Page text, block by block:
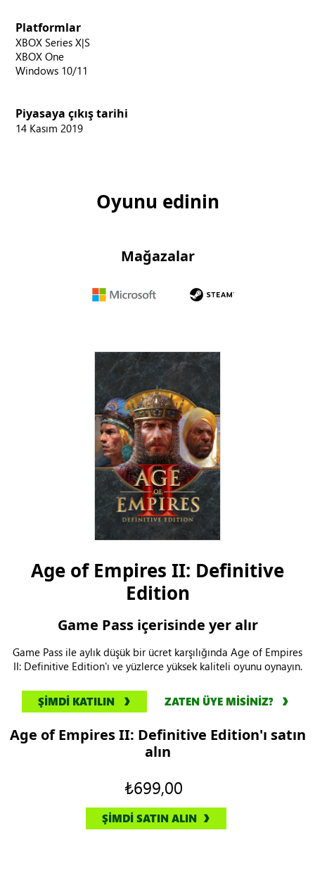
Platformlar
XBOX Series X|S
XBOX One
Windows 10/11
Piyasaya çıkış tarihi
14 Kasım 2019
Oyunu edinin
Mağazalar
Age of Empires II: Definitive
Edition
Game Pass içerisinde yer alır
Game Pass ile aylık düşük bir ücret karşılığında Age of Empires
II: Definitive Edition'ı ve yüzlerce yüksek kaliteli oyunu oynayın.
ŞİMDİ KATILIN ZATEN ÜYE MİSİNİZ?
Age of Empires II: Definitive Edition'ı satın
alın
₺699,00
ŞİMDİ SATIN ALIN